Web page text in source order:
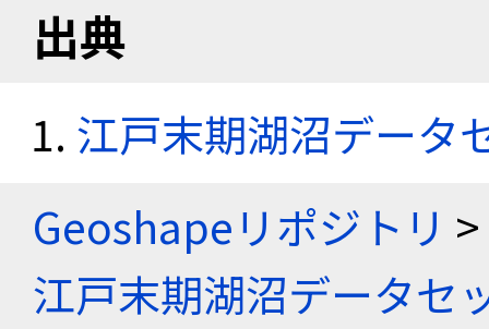
出典
江戸末期湖沼データ
Geoshapeリポジトリ >
江戸末期湖沼データセ